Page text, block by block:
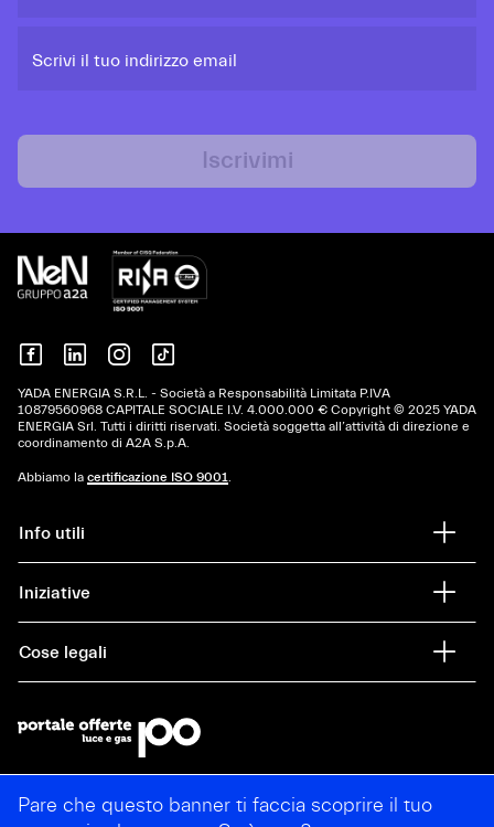
Scrivi il tuo indirizzo email
Iscrivimi
YADA ENERGIA S.R.L. - Società a Responsabilità Limitata P.IVA
10879560968 CAPITALE SOCIALE I.V. 4.000.000 € Copyright © 2025 YADA
ENERGIA Srl. Tutti i diritti riservati. Società soggetta all’attività di direzione e
coordinamento di A2A S.p.A.
Abbiamo la certificazione ISO 9001.
Info utili
Iniziative
Cose legali
Pare che questo banner ti faccia scoprire il tuo